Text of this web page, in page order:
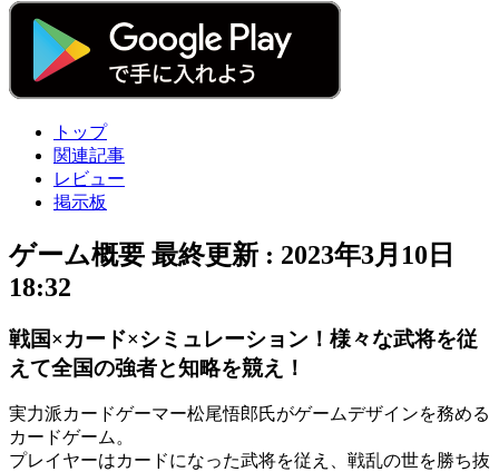
トップ
関連記事
レビュー
掲示板
ゲーム概要 最終更新 : 2023年3月10日
18:32
戦国×カード×シミュレーション！様々な武将を従
えて全国の強者と知略を競え！
実力派カードゲーマー松尾悟郎氏がゲームデザインを務める
カードゲーム。
プレイヤーはカードになった武将を従え、 戦乱の世を勝ち抜